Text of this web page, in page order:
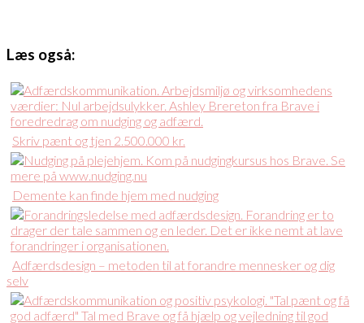
Læs også:
Skriv pænt og tjen 2.500.000 kr.
Demente kan finde hjem med nudging
Adfærdsdesign – metoden til at forandre mennesker og dig
selv